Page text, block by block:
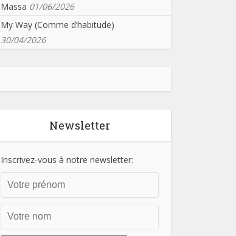
Massa 01/06/2026
My Way (Comme d’habitude)
30/04/2026
Newsletter
Inscrivez-vous à notre newsletter: